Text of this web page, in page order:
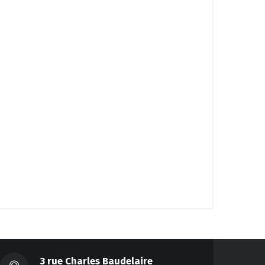
3 rue Charles Baudelaire